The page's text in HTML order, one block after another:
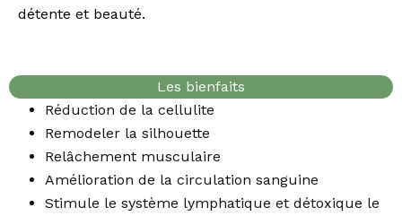
détente et beauté.
Les bienfaits
Réduction de la cellulite
Remodeler la silhouette
Relâchement musculaire
Amélioration de la circulation sanguine
Stimule le système lymphatique et détoxique le